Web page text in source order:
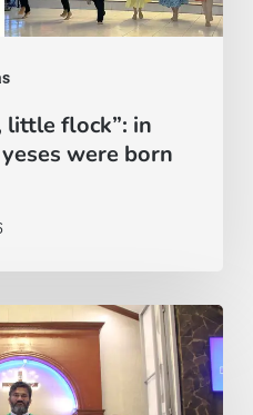
little flock”: in
were born